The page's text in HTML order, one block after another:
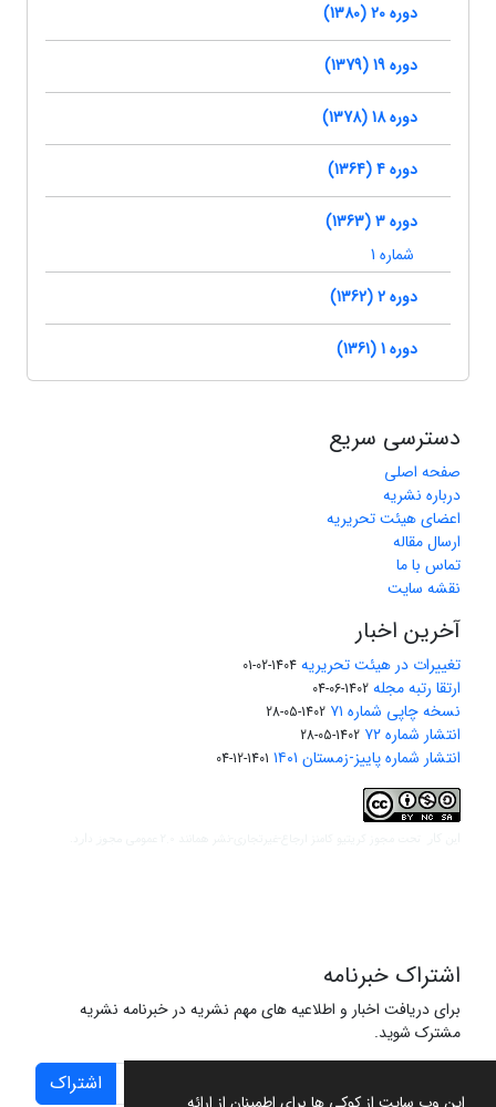
دوره 20 (1380)
دوره 19 (1379)
دوره 18 (1378)
دوره 4 (1364)
دوره 3 (1363)
شماره 1
دوره 2 (1362)
دوره 1 (1361)
دسترسی سریع
صفحه اصلی
درباره نشریه
اعضای هیئت تحریریه
ارسال مقاله
تماس با ما
نقشه سایت
آخرین اخبار
تغییرات در هیئت تحریریه 1404-02-01
ارتقا رتبه مجله 1402-06-04
نسخه چاپی شماره ۷۱ 1402-05-28
انتشار شماره ۷۲ 1402-05-28
انتشار شماره پاییز-زمستان ۱۴۰۱ 1401-12-04
اشتراک خبرنامه
برای دریافت اخبار و اطلاعیه های مهم نشریه در خبرنامه نشریه
مشترک شوید.
اشتراک